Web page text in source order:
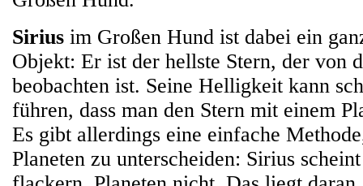
Sirius im Großen Hund ist dabei ein
Objekt: Er ist der hellste Stern, der von
beobachten ist. Seine Helligkeit kann
führen, dass man den Stern mit einem
Es gibt allerdings eine einfache
Planeten zu unterscheiden: Sirius